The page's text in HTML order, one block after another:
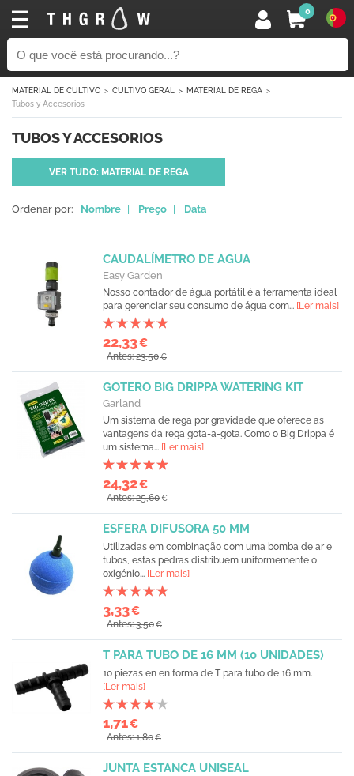
0
MATERIAL DE CULTIVO CULTIVO GERAL
MATERIAL DE REGA
Tubos y Accesorios
TUBOS Y ACCESORIOS
VER TUDO: MATERIAL DE REGA
Ordenar por: Nombre Preço Data
CAUDALÍMETRO DE AGUA
Easy Garden
Nosso contador de água portátil é a ferramenta ideal
para gerenciar seu consumo de água com... [Ler mais]
22,33€
Antes: 23,50€
GOTERO BIG DRIPPA WATERING KIT
Garland
Um sistema de rega por gravidade que oferece as
vantagens da rega gota-a-gota. Como o Big Drippa é
um sistema... [Ler mais]
24,32€
Antes: 25,60€
ESFERA DIFUSORA 50 MM
Utilizadas em combinação com uma bomba de ar e
tubos, estas pedras distribuem uniformemente o
oxigénio... [Ler mais]
3,33€
Antes: 3,50€
T PARA TUBO DE 16 MM (10 UNIDADES)
10 piezas en en forma de T para tubo de 16 mm.
[Ler mais]
1,71€
Antes: 1,80€
JUNTA ESTANCA UNISEAL